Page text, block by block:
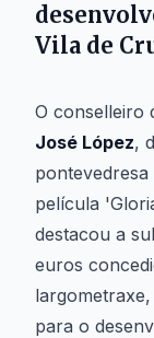
Vila de
O conselleiro
José López,
película
destacou a
euros
para o